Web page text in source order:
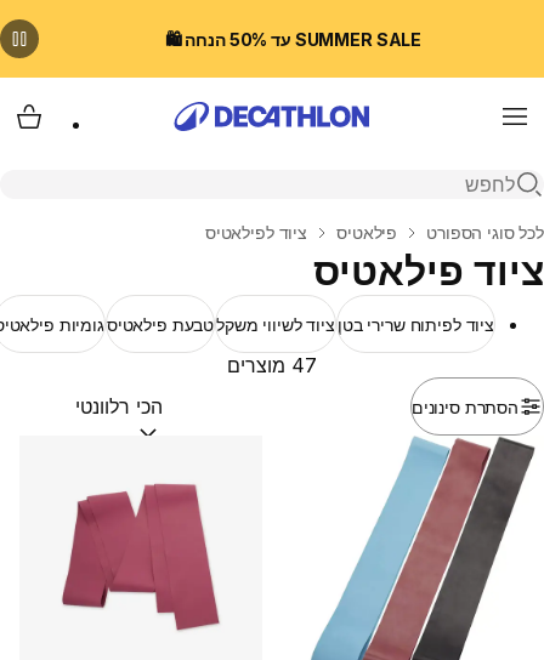
SUMMER SALE עד 50% הנחה 🛍️
Menu
פתיחת חיפוש
בית
לכל סוגי הספורט פילאטיס ציוד לפילאטיס
ציוד פילאטיס
ציוד לפיתוח שרירי בטן ציוד לשיווי משקלטבעת פילאטיסגומיות
הסתרת סינונים
47 מוצרים
מיין לפי:(optional)